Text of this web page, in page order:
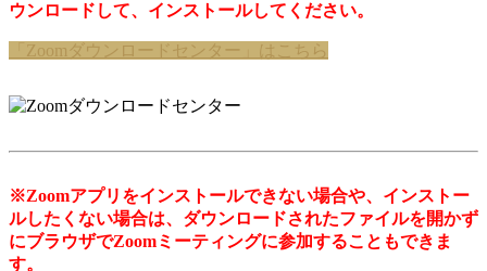
ウンロードして、インストールしてください。
「Zoomダウンロードセンター」はこちら
※Zoomアプリをインストールできない場合や、インストー
ルしたくない場合は、ダウンロードされたファイルを開かず
にブラウザでZoomミーティングに参加することもできま
す。